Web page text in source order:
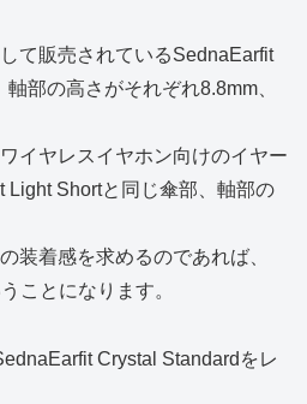
て販売されているSednaEarfit
部の高さがそれぞれ8.8mm、
イヤレスイヤホン向けのイヤー
Light Shortと同じ傘部、軸部の
装着感を求めるのであれば、
ことになります。
Crystal Standardをレ